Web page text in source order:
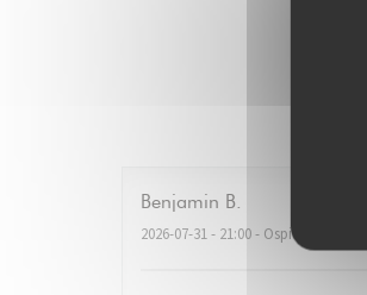
Benjamin B
2026-07-31- 21:00 - Ospiti 2